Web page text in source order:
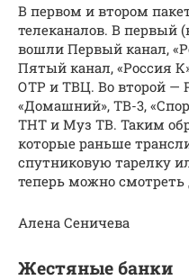
В первом и втором
телеканалов. В первый
вошли Первый канал,
Пятый канал, «Россия
ОТР и ТВЦ. Во второй —
«Домашний», ТВ-3,
ТНТ и Муз ТВ. Таким
которые раньше
спутниковую тарелку
теперь можно смотреть
Алена Сеничева
Жестяные банки